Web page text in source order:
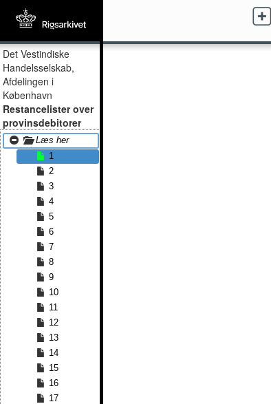
Det Vestindiske
Handelsselskab,
Afdelingen i
København
Restancelister over
provinsdebitorer
Læs her
1
2
3
4
5
6
7
8
9
10
11
12
13
14
15
16
17